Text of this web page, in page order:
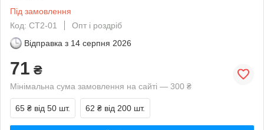
Під замовлення
Код: СТ2-01
Опт і роздріб
Відправка з 14 серпня 2026
71 ₴
Мінімальна сума замовлення на сайті — 300 ₴
65 ₴ від 50 шт. 62 ₴ від 200 шт.